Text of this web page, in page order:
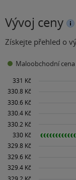
Vývoj ceny
Získejte přehled o
Maloobchodní cena